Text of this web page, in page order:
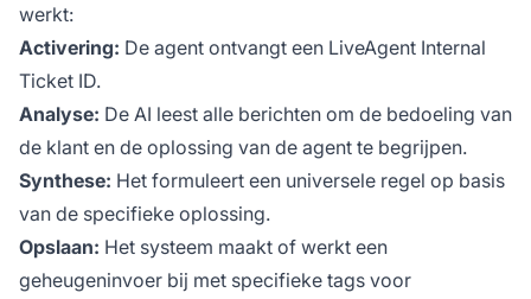
werkt:
Activering: De agent ontvangt een LiveAgent Internal
Ticket ID.
Analyse: De AI leest alle berichten om de bedoeling van
de klant en de oplossing van de agent te begrijpen.
Synthese: Het formuleert een universele regel op basis
van de specifieke oplossing.
Opslaan: Het systeem maakt of werkt een
geheugeninvoer bij met specifieke tags voor